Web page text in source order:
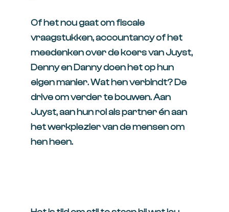
Of het nou gaat om fiscale
vraagstukken, accountancy of het
meedenken over de koers van Juyst,
Denny en Danny doen het op hun
eigen manier. Wat hen verbindt? De
drive om verder te bouwen. Aan
Juyst, aan hun rol als partner én aan
het werkplezier van de mensen om
hen heen.